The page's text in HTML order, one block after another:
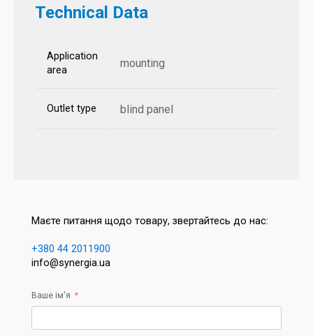
Technical Data
Application
area
mounting
Outlet type blind panel
Маєте питання щодо товару, звертайтесь до нас:
+380 44 2011900
info@synergia.ua
Ваше ім'я